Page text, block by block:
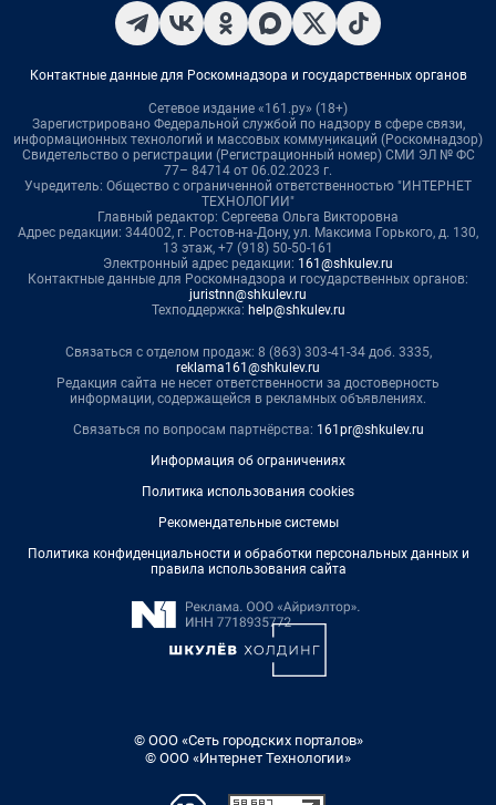
Контактные данные для Роскомнадзора и государственных органов
Сетевое издание «161.ру» (18+)
Зарегистрировано Федеральной службой по надзору в сфере связи,
информационных технологий и массовых коммуникаций (Роскомнадзор)
Свидетельство о регистрации (Регистрационный номер) СМИ ЭЛ № ФС
77– 84714 от 06.02.2023 г.
Учредитель: Общество с ограниченной ответственностью "ИНТЕРНЕТ
ТЕХНОЛОГИИ"
Главный редактор: Сергеева Ольга Викторовна
Адрес редакции: 344002, г. Ростов-на-Дону, ул. Максима Горького, д. 130,
13 этаж, +7 (918) 50-50-161
Электронный адрес редакции: 161@shkulev.ru
Контактные данные для Роскомнадзора и государственных органов:
juristnn@shkulev.ru
Техподдержка: help@shkulev.ru
Связаться с отделом продаж: 8 (863) 303-41-34 доб. 3335,
reklama161@shkulev.ru
Редакция сайта не несет ответственности за достоверность
информации, содержащейся в рекламных объявлениях.
Связаться по вопросам партнёрства: 161pr@shkulev.ru
Информация об ограничениях
Политика использования cookies
Рекомендательные системы
Политика конфиденциальности и обработки персональных данных и
правила использования сайта
© ООО «Сеть городских порталов»
© ООО «Интернет Технологии»